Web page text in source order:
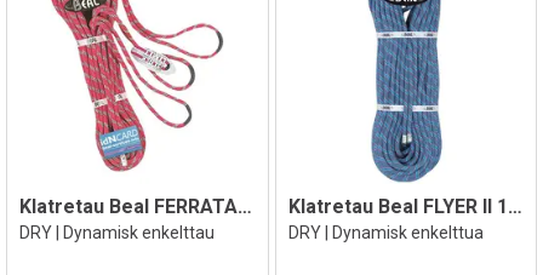
Klatretau Beal FERRATA 9,4mmx28m
DRY | Dynamisk enkelttau
Klatretau Beal FLYER ll 10,2mm
DRY | Dynamisk enkelttua